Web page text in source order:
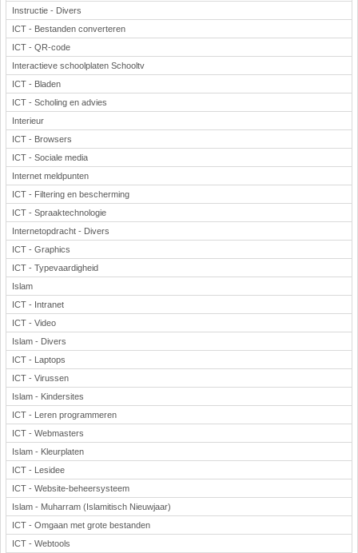
Instructie - Divers
ICT - Bestanden converteren
ICT - QR-code
Interactieve schoolplaten Schooltv
ICT - Bladen
ICT - Scholing en advies
Interieur
ICT - Browsers
ICT - Sociale media
Internet meldpunten
ICT - Filtering en bescherming
ICT - Spraaktechnologie
Internetopdracht - Divers
ICT - Graphics
ICT - Typevaardigheid
Islam
ICT - Intranet
ICT - Video
Islam - Divers
ICT - Laptops
ICT - Virussen
Islam - Kindersites
ICT - Leren programmeren
ICT - Webmasters
Islam - Kleurplaten
ICT - Lesidee
ICT - Website-beheersysteem
Islam - Muharram (Islamitisch Nieuwjaar)
ICT - Omgaan met grote bestanden
ICT - Webtools